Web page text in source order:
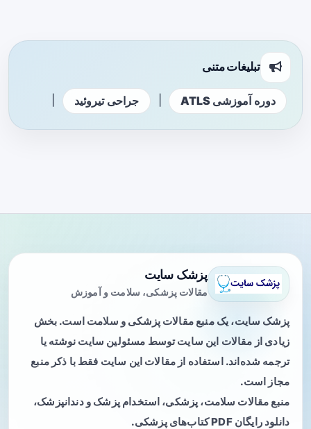
تبلیغات متنی
دوره آموزشی ATLS جراحی تیروئید
پزشک سایت
مقالات پزشکی، سلامت و آموزش
پزشک سایت، یک منبع مقالات پزشکی و سلامت است. بخش
زیادی از مقالات این سایت توسط مسئولین سایت نوشته یا
ترجمه شده‌اند. استفاده از مقالات این سایت فقط با ذکر منبع
مجاز است.
منبع مقالات سلامت، پزشکی، استخدام پزشک و دندانپزشک،
دانلود رایگان PDF کتاب‌های پزشکی.